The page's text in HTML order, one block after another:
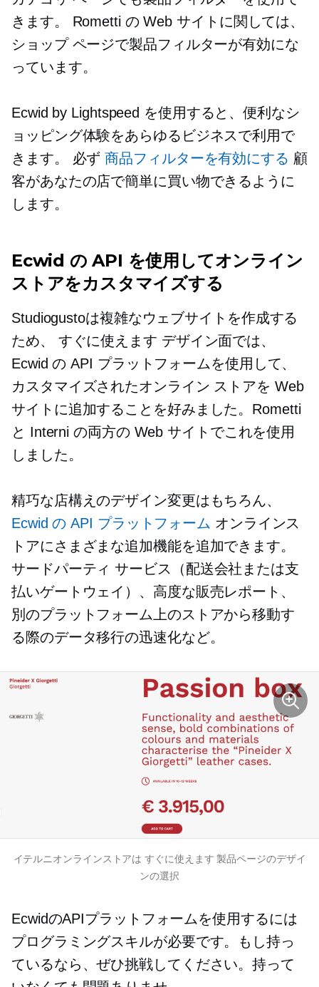
きます。 Rometti の Web サイトに関しては、
ショップ ページで製品フィルターが有効にな
っています。
Ecwid by Lightspeed を使用すると、便利なシ
ョッピング体験をあらゆるビジネスで利用で
きます。 必ず商品フィルターを有効にする 顧
客があなたの店で簡単に買い物できるように
します。
Ecwid の API を使用してオンライン
ストアをカスタマイズする
Studiogustoは複雑なウェブサイトを作成する
ため、 すぐに使えます デザイン面では、
Ecwid の API プラットフォームを使用して、
カスタマイズされたオンライン ストアを Web
サイトに追加することを好みました。Rometti
と Interni の両方の Web サイトでこれを使用
しました。
精巧な店構えのデザイン変更はもちろん、
Ecwid の API プラットフォーム オンラインス
トアにさまざまな追加機能を追加できます。
サードパーティ サービス（配送会社または支
払いゲートウェイ）、高度な販売レポート、
別のプラットフォーム上のストアから移動す
る際のデータ移行の迅速化など。
イテルニオンラインストアはすぐに使えます 製品ページのデザイ
ンの選択
EcwidのAPIプラットフォームを使用するには
プログラミングスキルが必要です。もし持っ
ているなら、ぜひ挑戦してください。持って